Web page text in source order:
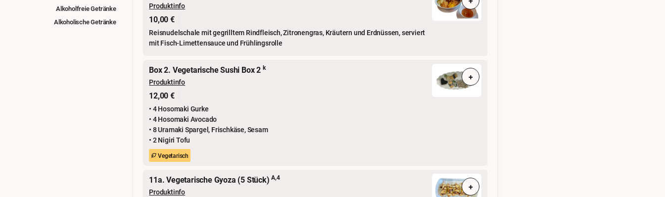
Alkoholfreie Getränke
Alkoholische Getränke
Produktinfo
10,00 €
Reisnudelschale mit gegrilltem Rindfleisch, Zitronengras, Kräutern und Erdnüssen, serviert
mit Fisch-Limettensauce und Frühlingsrolle
Box 2. Vegetarische Sushi Box 2 k
Produktinfo
12,00 €
• 4 Hosomaki Gurke
• 4 Hosomaki Avocado
• 8 Uramaki Spargel, Frischkäse, Sesam
• 2 Nigiri Tofu
Vegetarisch
+
11a. Vegetarische Gyoza (5 Stück)A,4
Produktinfo +